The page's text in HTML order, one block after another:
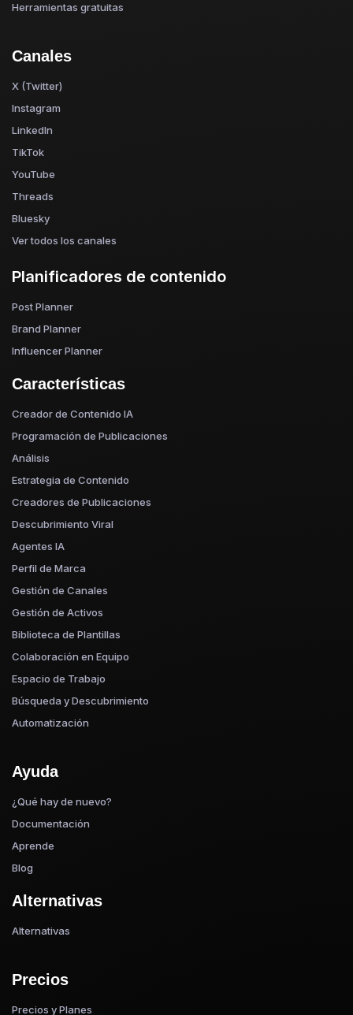
Herramientas gratuitas
Canales
X (Twitter)
Instagram
LinkedIn
TikTok
YouTube
Threads
Bluesky
Ver todos los canales
Planificadores de contenido
Post Planner
Brand Planner
Influencer Planner
Características
Creador de Contenido IA
Programación de Publicaciones
Análisis
Estrategia de Contenido
Creadores de Publicaciones
Descubrimiento Viral
Agentes IA
Perfil de Marca
Gestión de Canales
Gestión de Activos
Biblioteca de Plantillas
Colaboración en Equipo
Espacio de Trabajo
Búsqueda y Descubrimiento
Automatización
Ayuda
¿Qué hay de nuevo?
Documentación
Aprende
Blog
Alternativas
Alternativas
Precios
Precios y Planes